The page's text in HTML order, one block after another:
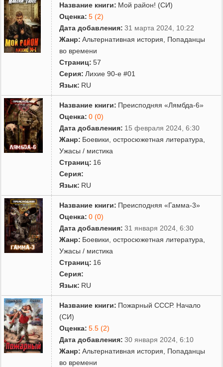
Название книги: Мой район! (СИ)
Оценка: 5 (2)
Дата добавления: 31 марта 2024, 10:22
Жанр: Альтернативная история
Попаданцы
во времени
Страниц: 57
Серия: Лихие 90-е #01
Язык: RU
Название книги: Преисподняя «Лямбда-6»
Оценка: 0 (0)
Дата добавления: 15 февраля 2024, 6:30
Жанр: Боевики, остросюжетная литература
Ужасы / мистика
Страниц: 16
Серия:
Язык: RU
Название книги: Преисподняя «Гамма-3»
Оценка: 0 (0)
Дата добавления: 31 января 2024, 6:30
Жанр: Боевики, остросюжетная литература
Ужасы / мистика
Страниц: 16
Серия:
Язык: RU
Название книги: Пожарный СССР. Начало
(СИ)
Оценка: 5.5 (2)
Дата добавления: 30 января 2024, 6:10
Жанр: Альтернативная история
Попаданцы
во времени